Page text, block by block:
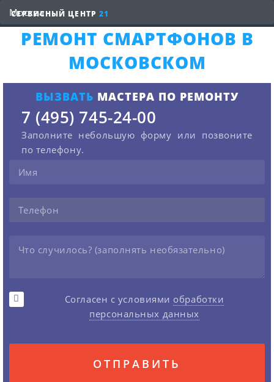
СЕРВИСНЫЙ ЦЕНТР 21
РЕМОНТ СМАРТФОНОВ В
МОСКОВСКОМ
ВЫЗВАТЬ МАСТЕРА ПО РЕМОНТУ
7 (495) 745-24-00
Заполните небольшую форму или позвоните
по телефону.
Согласен с условиями обработки
персональных данных